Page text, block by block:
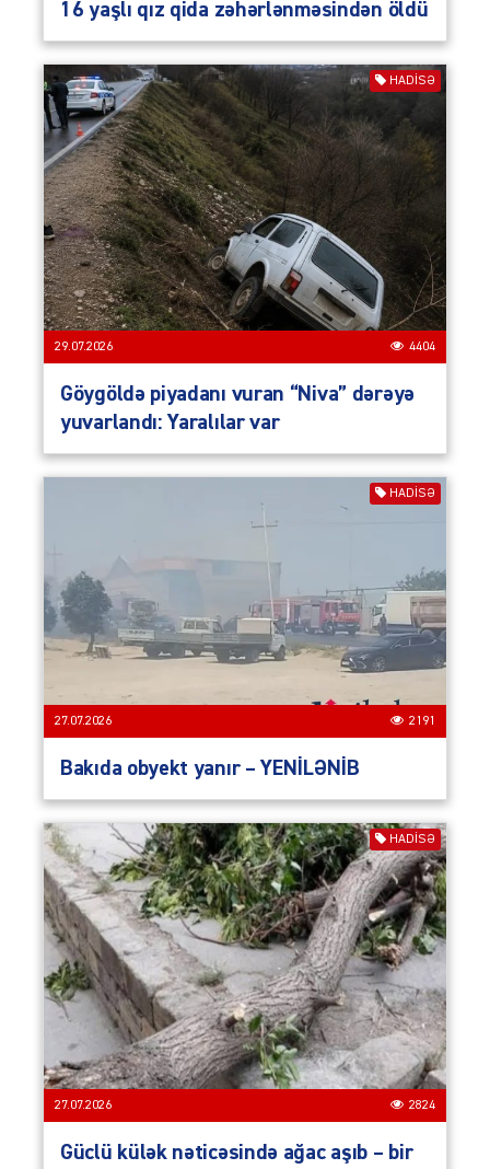
16 yaşlı qız qida zəhərlənməsindən öldü
HADISƏ
29.07.2026 4404
Göygöldə piyadanı vuran “Niva” dərəyə
yuvarlandı: Yaralılar var
HADISƏ
27.07.2026 2191
Bakıda obyekt yanır – YENİLƏNİB
HADISƏ
27.07.2026 2824
Güclü külək nəticəsində ağac aşıb – bir